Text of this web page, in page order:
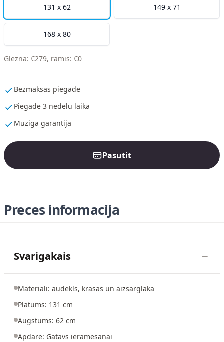
131 x 62 149 x 71
168 x 80
Glezna: €279, ramis: €0
Bezmaksas piegade
Piegade 3 nedelu laika
Muziga garantija
Pasutit
Preces informacija
Svarigakais
Materiali: audekls, krasas un aizsarglaka
Platums: 131 cm
Augstums: 62 cm
Apdare: Gatavs ieramesanai